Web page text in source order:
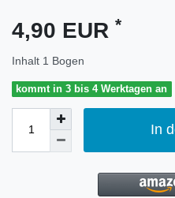
4,90 EUR *
Inhalt 1 Bogen
kommt in 3 bis 4 Werktagen an
In